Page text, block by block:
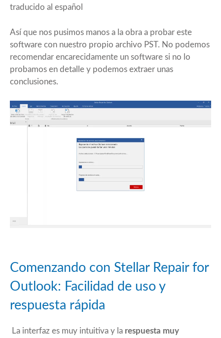
traducido al español
Así que nos pusimos manos a la obra a probar este
software con nuestro propio archivo PST. No podemos
recomendar encarecidamente un software si no lo
probamos en detalle y podemos extraer unas
conclusiones.
Comenzando con Stellar Repair for
Outlook: Facilidad de uso y
respuesta rápida
La interfaz es muy intuitiva y la respuesta muy